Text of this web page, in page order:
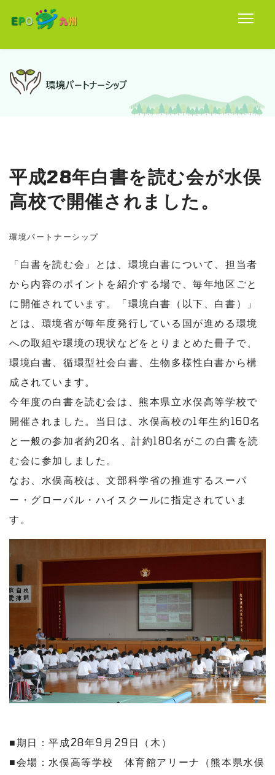
平成28年白書を読む会が水俣
高校で開催されました。
環境パートナーシップ
「白書を読む会」とは、環境白書について、担当者
から内容のポイントを紹介する場で、毎年地区ごと
に開催されています。「環境白書（以下、白書）」
とは、環境省が毎年度発行している国が進める環境
への取組や環境の現状などをとりまとめた冊子で、
環境白書、循環型社会白書、生物多様性白書から構
成されています。
今年度の白書を読む会は、熊本県立水俣高等学校で
開催されました。当日は、水俣高校の1年生約160名
と一般の参加者約20名、計約180名がこの白書を読
む会に参加しました。
なお、水俣高校は、文部科学省の推進するスーパ
ー・グローバル・ハイスクールに指定されていま
す。
■期日：平成28年9月29日（木）
■会場：水俣高等学校 体育館アリーナ（熊本県水俣